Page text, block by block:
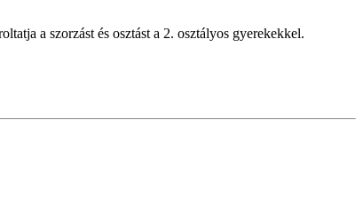
a szorzást és osztást a 2. osztályos gyerekekkel.